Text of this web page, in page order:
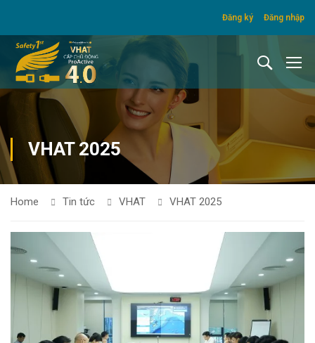
Đăng ký Đăng nhập
VHAT 2025
Home Tin tức VHAT VHAT 2025